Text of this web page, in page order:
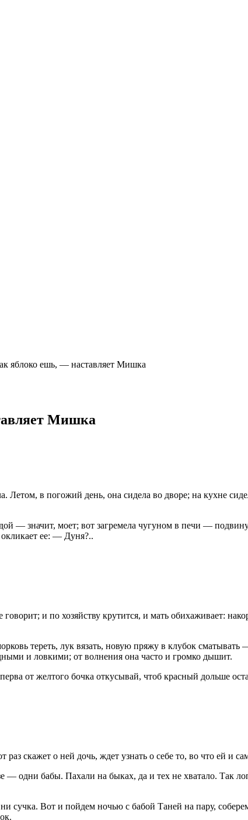
яблоко ешь, — наставляет Мишка
Мишка
в погожий день, она сидела во дворе; на кухне
— значит, моет; вот загремела чугуном в печи —
ее: — Дуня?..
и по хозяйству крутится, и мать обихаживает:
тереть, лук вязать, новую пряжу в клубок
и ловкими; от волнения она часто и громко дышит.
от желтого бочка откусывай, чтоб красный дольше
скажет о ней дочь, ждет узнать о себе то, во что ей и
одни бабы. Пахали на быках, да и тех не хватало. Так
сучка. Вот и пойдем ночью с бабой Таней на пару,